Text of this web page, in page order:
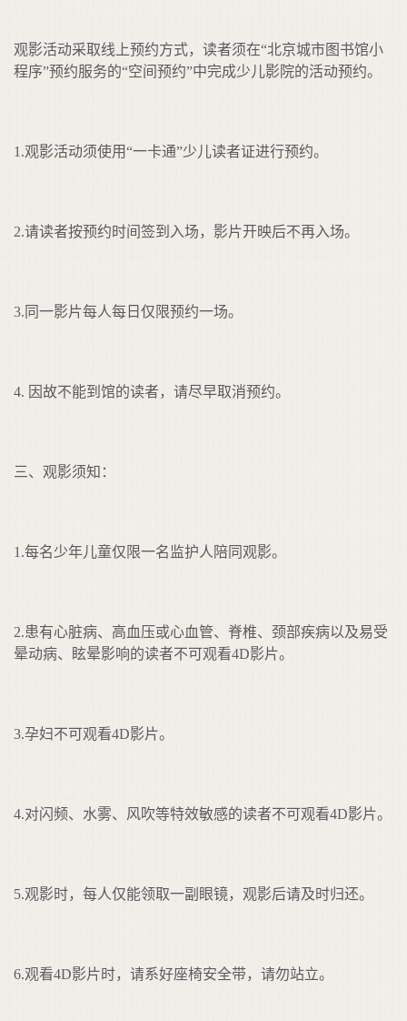
观影活动采取线上预约方式，读者须在“北京城市图书馆小
程序”预约服务的“空间预约”中完成少儿影院的活动预约。
1.观影活动须使用“一卡通”少儿读者证进行预约。
2.请读者按预约时间签到入场，影片开映后不再入场。
3.同一影片每人每日仅限预约一场。
4. 因故不能到馆的读者，请尽早取消预约。
三、观影须知：
1.每名少年儿童仅限一名监护人陪同观影。
2.患有心脏病、高血压或心血管、脊椎、颈部疾病以及易受
晕动病、眩晕影响的读者不可观看4D影片。
3.孕妇不可观看4D影片。
4.对闪频、水雾、风吹等特效敏感的读者不可观看4D影片。
5.观影时，每人仅能领取一副眼镜，观影后请及时归还。
6.观看4D影片时，请系好座椅安全带，请勿站立。